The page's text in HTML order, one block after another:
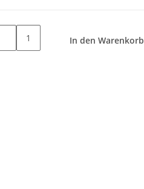
1 In den Warenkorb